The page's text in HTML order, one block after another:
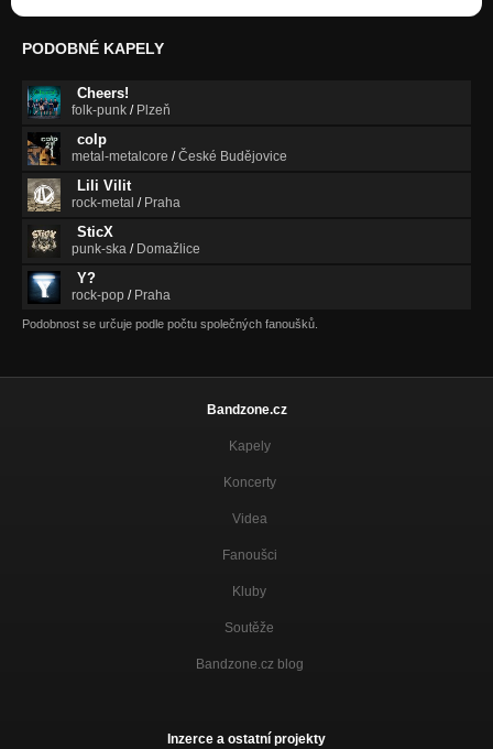
PODOBNÉ KAPELY
Cheers!
folk-punk / Plzeň
colp
metal-metalcore /České Budějovice
Lili Vilit
rock-metal / Praha
SticX
punk-ska / Domažlice
Y?
rock-pop / Praha
Podobnost se určuje podle počtu společných fanoušků.
Bandzone.cz
Kapely
Koncerty
Videa
Fanoušci
Kluby
Soutěže
Bandzone.cz blog
Inzerce a ostatní projekty